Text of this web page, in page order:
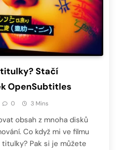
Stačí
OpenSubtitles
0 3 Mins
obsah z mnoha disků
Co když mi ve filmu
Pak si je můžete